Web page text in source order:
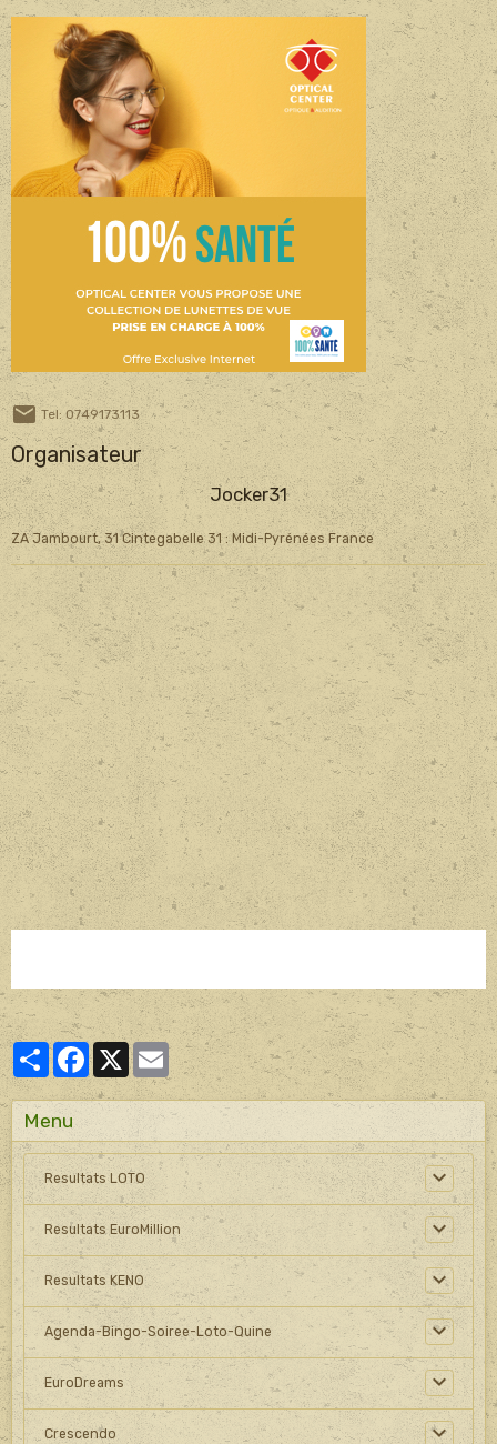
Tel: 0749173113
Organisateur
Jocker31
ZA Jambourt, 31 Cintegabelle 31 : Midi-Pyrénées France
PartagerFacebook
X Email
Menu
Resultats LOTO
Resultats EuroMillion
Resultats KENO
Agenda-Bingo-Soiree-Loto-Quine
EuroDreams
Crescendo